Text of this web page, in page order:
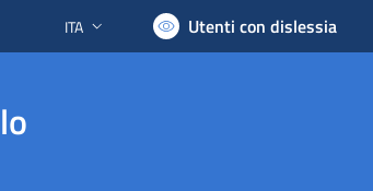
Lingua attiva:
ITA Utenti con dislessia